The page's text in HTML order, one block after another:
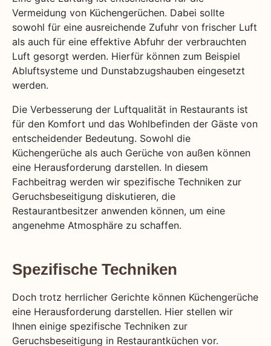
Vermeidung von Küchengerüchen. Dabei sollte
sowohl für eine ausreichende Zufuhr von frischer Luft
als auch für eine effektive Abfuhr der verbrauchten
Luft gesorgt werden. Hierfür können zum Beispiel
Abluftsysteme und Dunstabzugshauben eingesetzt
werden.
Die Verbesserung der Luftqualität in Restaurants ist
für den Komfort und das Wohlbefinden der Gäste von
entscheidender Bedeutung. Sowohl die
Küchengerüche als auch Gerüche von außen können
eine Herausforderung darstellen. In diesem
Fachbeitrag werden wir spezifische Techniken zur
Geruchsbeseitigung diskutieren, die
Restaurantbesitzer anwenden können, um eine
angenehme Atmosphäre zu schaffen.
Spezifische Techniken
Doch trotz herrlicher Gerichte können Küchengerüche
eine Herausforderung darstellen. Hier stellen wir
Ihnen einige spezifische Techniken zur
Geruchsbeseitigung in Restaurantküchen vor.